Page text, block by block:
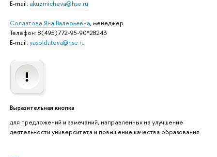
E-mail: akuzmicheva@hse.ru
Солдатова Яна Валерьевна, менеджер
Телефон: 8(495)772-95-90*28243
E-mail: yasoldatova@hse.ru
Выразительная кнопка
для предложений и замечаний, направленных на улучшение
деятельности университета и повышение качества образования